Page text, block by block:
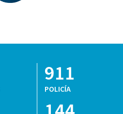
911
POLICÍA